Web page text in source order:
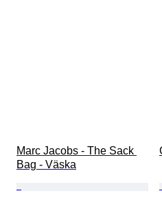
Marc Jacobs - The Sack
Bag - Väska